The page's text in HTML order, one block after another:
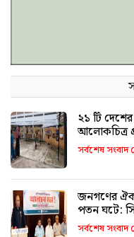
২১ টি
আলোকচিত্র
সর্বশেষ সংবাদ
জনগণের
পতন ঘটে:
সর্বশেষ সংবাদ